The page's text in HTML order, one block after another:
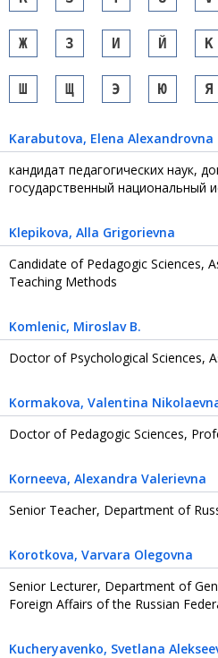
Ж З И Й К
Ш Щ Э Ю Я
Karabutova, Elena Alexandrovna
кандидат педагогических наук,
государственный национальный
Klepikova, Alla Grigorievna
Candidate of Pedagogic Sciences,
Teaching Methods
Komlenic, Miroslav B.
Doctor of Psychological Sciences,
Kormakova, Valentina
Doctor of Pedagogic Sciences,
Korneeva, Alexandra Valerievna
Senior Teacher, Department of
Korotkova, Varvara Olegovna
Senior Lecturer, Department of
Foreign Affairs of the Russian
Kucheryavenko, Svetlana